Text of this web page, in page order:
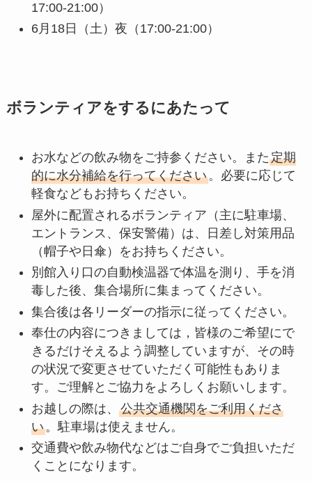
17:00-21:00）
6月18日（土）夜（17:00-21:00）
ボランティアをするにあたって
お水などの飲み物をご持参ください。また定期
的に水分補給を行ってください。必要に応じて
軽食などもお持ちください。
屋外に配置されるボランティア（主に駐車場、
エントランス、保安警備）は、日差し対策用品
（帽子や日傘）をお持ちください。
別館入り口の自動検温器で体温を測り、手を消
毒した後、集合場所に集まってください。
集合後は各リーダーの指示に従ってください。
奉仕の内容につきましては，皆様のご希望にで
きるだけそえるよう調整していますが、その時
の状況で変更させていただく可能性もありま
す。ご理解とご協力をよろしくお願いします。
お越しの際は、 公共交通機関をご利用くださ
い。駐車場は使えません。
交通費や飲み物代などはご自身でご負担いただ
くことになります。